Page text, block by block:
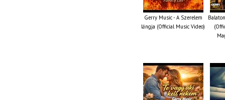
Gerry Music - A Szerelem
lángja (Official Music Video)